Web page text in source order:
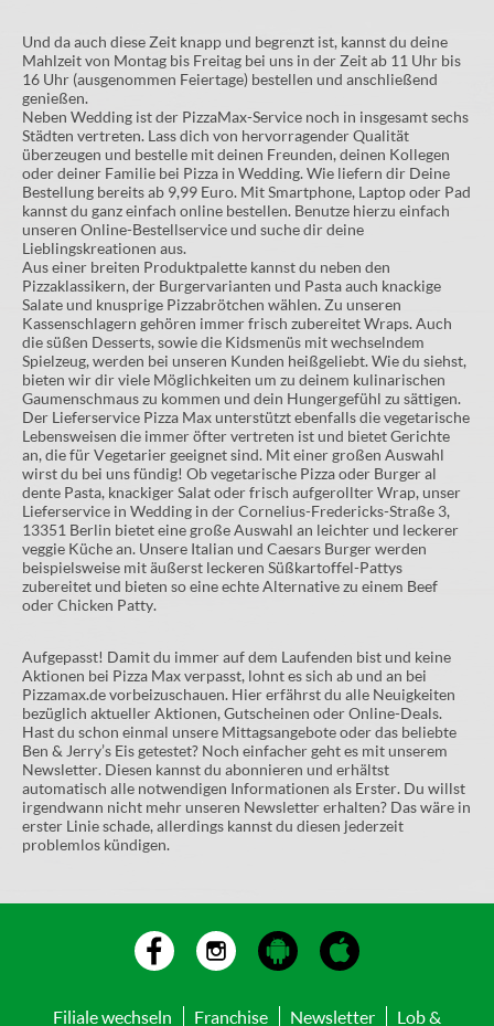
Und da auch diese Zeit knapp und begrenzt ist, kannst du deine
Mahlzeit von Montag bis Freitag bei uns in der Zeit ab 11 Uhr bis
16 Uhr (ausgenommen Feiertage) bestellen und anschließend
genießen.
Neben Wedding ist der PizzaMax-Service noch in insgesamt sechs
Städten vertreten. Lass dich von hervorragender Qualität
überzeugen und bestelle mit deinen Freunden, deinen Kollegen
oder deiner Familie bei Pizza in Wedding. Wie liefern dir Deine
Bestellung bereits ab 9,99 Euro. Mit Smartphone, Laptop oder Pad
kannst du ganz einfach online bestellen. Benutze hierzu einfach
unseren Online-Bestellservice und suche dir deine
Lieblingskreationen aus.
Aus einer breiten Produktpalette kannst du neben den
Pizzaklassikern, der Burgervarianten und Pasta auch knackige
Salate und knusprige Pizzabrötchen wählen. Zu unseren
Kassenschlagern gehören immer frisch zubereitet Wraps. Auch
die süßen Desserts, sowie die Kidsmenüs mit wechselndem
Spielzeug, werden bei unseren Kunden heißgeliebt. Wie du siehst,
bieten wir dir viele Möglichkeiten um zu deinem kulinarischen
Gaumenschmaus zu kommen und dein Hungergefühl zu sättigen.
Der Lieferservice Pizza Max unterstützt ebenfalls die vegetarische
Lebensweisen die immer öfter vertreten ist und bietet Gerichte
an, die für Vegetarier geeignet sind. Mit einer großen Auswahl
wirst du bei uns fündig! Ob vegetarische Pizza oder Burger al
dente Pasta, knackiger Salat oder frisch aufgerollter Wrap, unser
Lieferservice in Wedding in der Cornelius-Fredericks-Straße 3,
13351 Berlin bietet eine große Auswahl an leichter und leckerer
veggie Küche an. Unsere Italian und Caesars Burger werden
beispielsweise mit äußerst leckeren Süßkartoffel-Pattys
zubereitet und bieten so eine echte Alternative zu einem Beef
oder Chicken Patty.
Aufgepasst! Damit du immer auf dem Laufenden bist und keine
Aktionen bei Pizza Max verpasst, lohnt es sich ab und an bei
Pizzamax.de vorbeizuschauen. Hier erfährst du alle Neuigkeiten
bezüglich aktueller Aktionen, Gutscheinen oder Online-Deals.
Hast du schon einmal unsere Mittagsangebote oder das beliebte
Ben & Jerry’s Eis getestet? Noch einfacher geht es mit unserem
Newsletter. Diesen kannst du abonnieren und erhältst
automatisch alle notwendigen Informationen als Erster. Du willst
irgendwann nicht mehr unseren Newsletter erhalten? Das wäre in
erster Linie schade, allerdings kannst du diesen jederzeit
problemlos kündigen.
Filiale wechseln Franchise Newsletter Lob &